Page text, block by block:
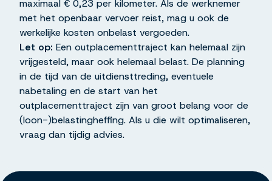
maximaal € 0,23 per kilometer. Als de werknemer
met het openbaar vervoer reist, mag u ook de
werkelijke kosten onbelast vergoeden.
Let op: Een outplacementtraject kan helemaal zijn
vrijgesteld, maar ook helemaal belast. De planning
in de tijd van de uitdiensttreding, eventuele
nabetaling en de start van het
outplacementtraject zijn van groot belang voor de
(loon-)belastingheffing. Als u die wilt optimaliseren,
vraag dan tijdig advies.